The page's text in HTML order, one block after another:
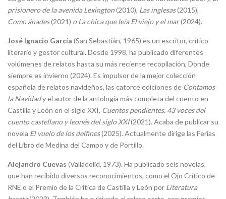
prisionero de la avenida Lexington(2010), Las inglesas(2015),
Como ánades(2021) o La chica que leía El viejo y el mar(2024).
José Ignacio García (San Sebastián, 1965) es un escritor, crítico
literario y gestor cultural. Desde 1998, ha publicado diferentes
volúmenes de relatos hasta su más reciente recopilación, Donde
siempre es invierno (2024). Es impulsor de la mejor colección
española de relatos navideños, las catorce ediciones de Contamos
la Navidady el autor de la antología más completa del cuento en
Castilla y León en el siglo XXI, Cuentos pendientes. 43 voces del
cuento castellano y leonés del siglo XXI(2021). Acaba de publicar su
novela El vuelo de los delfines(2025). Actualmente dirige las Ferias
del Libro de Medina del Campo y de Portillo.
Alejandro Cuevas (Valladolid, 1973). Ha publicado seis novelas,
que han recibido diversos reconocimientos, como el Ojo Crítico de
RNE o el Premio de la Crítica de Castilla y León por Literatura